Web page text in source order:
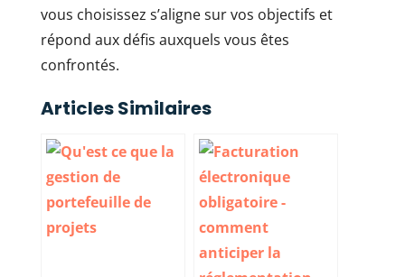
vous choisissez s’aligne sur vos objectifs et
répond aux défis auxquels vous êtes
confrontés.
Articles Similaires